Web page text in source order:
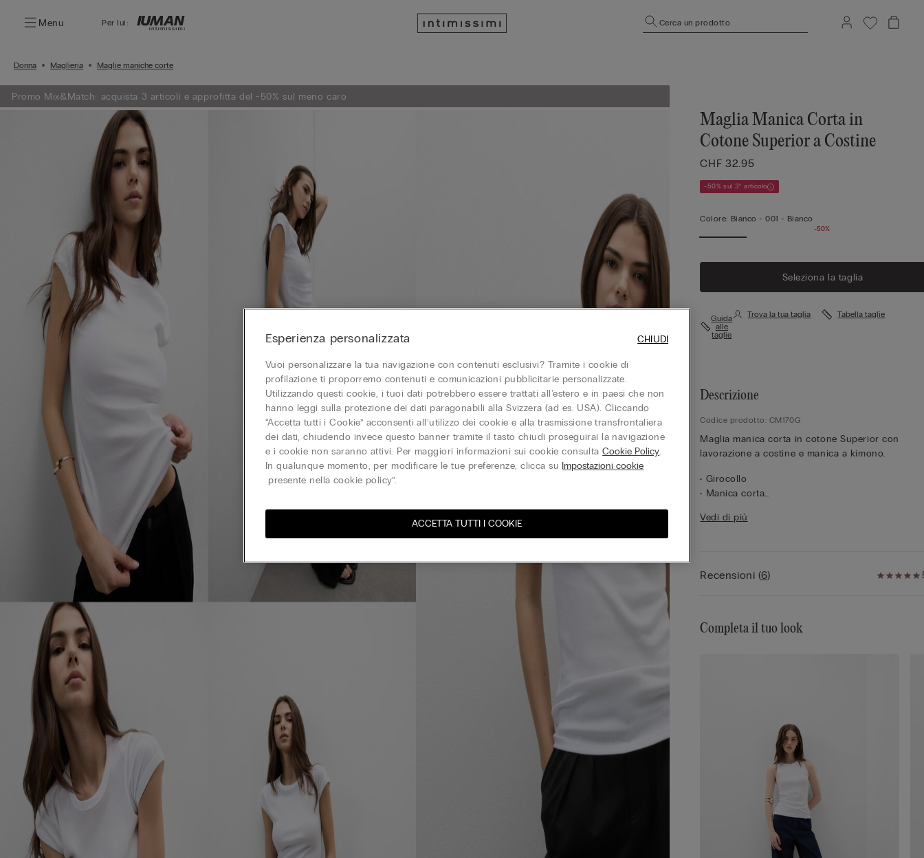
Menu Per lui: Cerca un prodotto
Donna Maglieria Maglie maniche corte
Promo Mix&Match: acquista 3 articoli e approfitta del -50% sul meno caro
Maglia Manica Corta in
Cotone Superior a Costine
CHF 32.95
-50% sul 3° articolo
Colore: Bianco -001 - Bianco
-50%
Seleziona la taglia
Guida
alle
taglie
Trova la tua taglia Tabella taglie
Descrizione
Codice prodotto: CM170G
Maglia manica corta in cotone Superior con
lavorazione a costine e manica a kimono.
• Girocollo
• Manica corta
• 100% cotone
Vedi di più
Recensioni (6)
Completa il tuo look
Esperienza personalizzata
Vuoi personalizzare la tua navigazione con contenuti esclusivi? Tramite i cookie di
profilazione ti proporremo contenuti e comunicazioni pubblicitarie personalizzate.
Utilizzando questi cookie, i tuoi dati potrebbero essere trattati all'estero e in paesi che non
hanno leggi sulla protezione dei dati paragonabili alla Svizzera (ad es. USA). Cliccando
“Accetta tutti i Cookie” acconsenti all’utilizzo dei cookie e alla trasmissione transfrontaliera
dei dati, chiudendo invece questo banner tramite il tasto chiudi proseguirai la navigazione
e i cookie non saranno attivi. Per maggiori informazioni sui cookie consultaCookie Policy.
In qualunque momento, per modificare le tue preferenze, clicca su Impostazioni cookie
presente nella cookie policy”.
ACCETTA TUTTI I COOKIE
CHIUDI